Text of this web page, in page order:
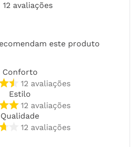
12 avaliações
este produto
Conforto
12 avaliações
Estilo
12 avaliações
Qualidade
12 avaliações